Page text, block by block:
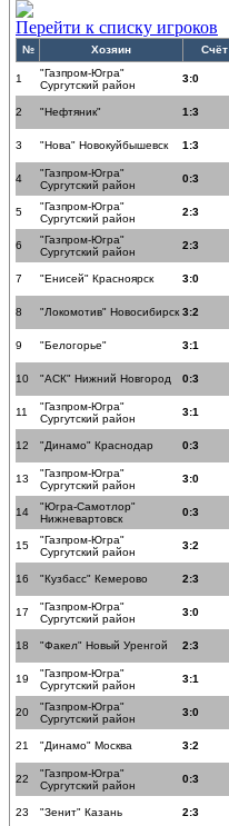
Перейти к списку игроков
№ Хозяин Счёт
1
"Газпром-Югра"
Сургутский район
3:0
2 "Нефтяник" 1:3
3 "Нова" Новокуйбышевск 1:3
4
"Газпром-Югра"
Сургутский район
0:3
5
"Газпром-Югра"
Сургутский район
2:3
6
"Газпром-Югра"
Сургутский район
2:3
7 "Енисей" Красноярск 3:0
8 "Локомотив" Новосибирск 3:2
9 "Белогорье" 3:1
10 "АСК" Нижний Новгород 0:3
11
"Газпром-Югра"
Сургутский район
3:1
12 "Динамо" Краснодар 0:3
13
"Газпром-Югра"
Сургутский район
3:0
14
"Югра-Самотлор"
Нижневартовск
0:3
15
"Газпром-Югра"
Сургутский район
3:2
16 "Кузбасс" Кемерово 2:3
17
"Газпром-Югра"
Сургутский район
3:0
18 "Факел" Новый Уренгой 2:3
19
"Газпром-Югра"
Сургутский район
3:1
20
"Газпром-Югра"
Сургутский район
3:0
21 "Динамо" Москва 3:2
22
"Газпром-Югра"
Сургутский район
0:3
23 "Зенит" Казань 2:3